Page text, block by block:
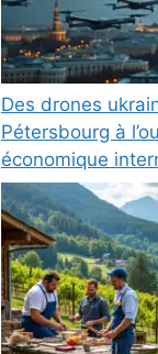
Des drones
Pétersbourg à
économique